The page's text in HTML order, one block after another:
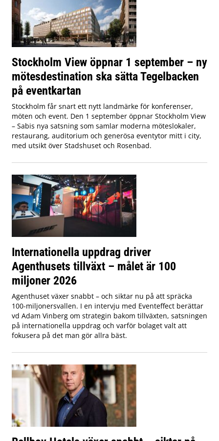
Stockholm View öppnar 1 september – ny
mötesdestination ska sätta Tegelbacken
på eventkartan
Stockholm får snart ett nytt landmärke för konferenser,
möten och event. Den 1 september öppnar Stockholm View
– Sabis nya satsning som samlar moderna möteslokaler,
restaurang, auditorium och generösa eventytor mitt i city,
med utsikt över Stadshuset och Rosenbad.
Internationella uppdrag driver
Agenthusets tillväxt – målet är 100
miljoner 2026
Agenthuset växer snabbt – och siktar nu på att spräcka
100-miljonersvallen. I en intervju med Eventeffect berättar
vd Adam Vinberg om strategin bakom tillväxten, satsningen
på internationella uppdrag och varför bolaget valt att
fokusera på det man gör allra bäst.